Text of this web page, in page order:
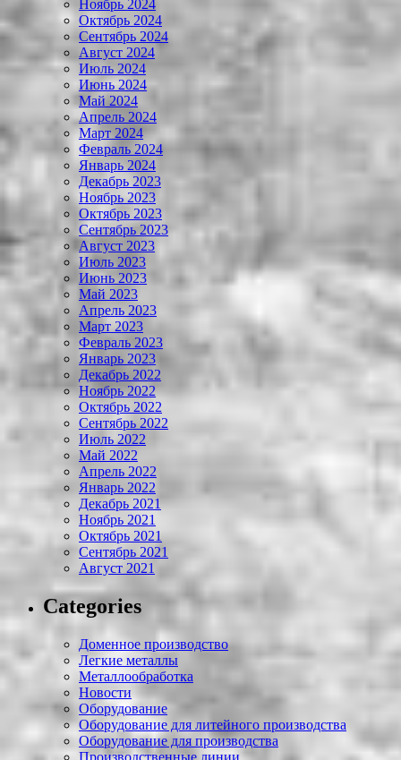
Ноябрь 2024
Октябрь 2024
Сентябрь 2024
Август 2024
Июль 2024
Июнь 2024
Май 2024
Апрель 2024
Март 2024
Февраль 2024
Январь 2024
Декабрь 2023
Ноябрь 2023
Октябрь 2023
Сентябрь 2023
Август 2023
Июль 2023
Июнь 2023
Май 2023
Апрель 2023
Март 2023
Февраль 2023
Январь 2023
Декабрь 2022
Ноябрь 2022
Октябрь 2022
Сентябрь 2022
Июль 2022
Май 2022
Апрель 2022
Январь 2022
Декабрь 2021
Ноябрь 2021
Октябрь 2021
Сентябрь 2021
Август 2021
Categories
Доменное производство
Легкие металлы
Металлообработка
Новости
Оборудование
Оборудование для литейного производства
Оборудование для производства